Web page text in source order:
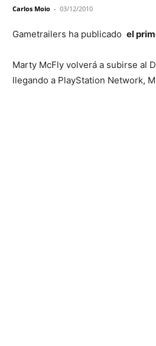
Carlos Moio - 03/12/2010
Gametrailers ha publicado el
Marty McFly volverá a subirse al
llegando a PlayStation Network,